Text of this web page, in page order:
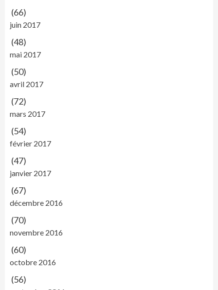
(66)
juin 2017
(48)
mai 2017
(50)
avril 2017
(72)
mars 2017
(54)
février 2017
(47)
janvier 2017
(67)
décembre 2016
(70)
novembre 2016
(60)
octobre 2016
(56)